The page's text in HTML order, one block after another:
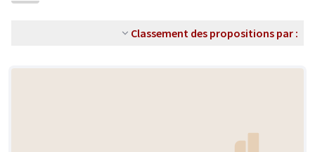
Classement des propositions par :